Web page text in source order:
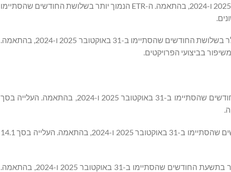
ה-ETR עמד על 27% ו-32% בשלושת החודשים שהסתיימו ב-31 באוקטובר 2025 ו-2024, בהתאמה. ה-ETR הנמוך יותר בשלושת החודשים שהסתיימו
הרווח הנקי המיוחס למניות רגילות הסתכם ב-6.3 מיליון דולר ו-2.5 מיליון דולר בשלושת החודשים שהסתיימו ב-31 באוקטובר 2025 ו-2024, בהתאמה.
המכירות נטו הסתכמו ב-155.8 מיליון דולר ו-113.4 מיליון דולר בתשעת החודשים שהסתיימו ב-31 באוקטובר 2025 ו-2024, בהתאמה. העלייה בסך
הרווח הגולמי הסתכם ב-52.2 מיליון דולר ו-38.1 מיליון דולר בתשעת החודשים שהסתיימו ב-31 באוקטובר 2025 ו-2024, בהתאמה. העלייה בסך 14.1
ההוצאות הכלליות והמנהליות הסתכמו ב-26.1 מיליון דולר ו-19.5 מיליון דולר בתשעת החודשים שהסתיימו ב-31 באוקטובר 2025 ו-2024, בהתאמה.